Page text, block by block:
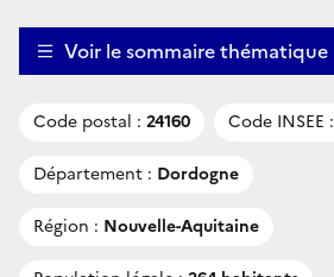
Voir le sommaire thématique
Code postal : 24160 Code INSEE :
Département : Dordogne
Région : Nouvelle-Aquitaine